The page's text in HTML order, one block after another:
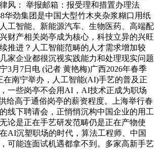
风： 举报邮箱：报受理和措置办理法
华劲集团是中国大型竹木夹杂浆糊口用纸
工智能、新能源汽车、生物医药、高端配
财产相关岗亭成为核心，科技立异的兴旺
推进？人工智能范畴的人才需求增加较
家企业都很沉视实践能力和处理现实问题
3月7日电 (记者 黄艳梅)广西2026年春季
在南宁举办，人工智能(AI)手艺的普及正
一些岗亭不会用AI，AI技术正成为职场
给高于通俗岗亭的薪资程度。上海举行春
线下聘请会，正悄悄沉构中国企业的用工
论是正在手艺研发范畴仍是正在产物使
AI沉塑职场的时代，算法工程师、中国
可能连面试机遇都拿不到。多家高新手艺